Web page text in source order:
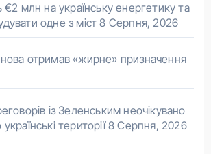
€2 млн на українську енергетику та
одне з міст 8 Серпня, 2026
отримав «жирне» призначення
із Зеленським неочікувано
території 8 Серпня, 2026